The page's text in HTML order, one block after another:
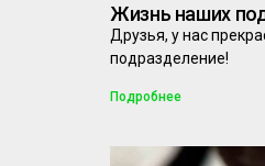
Жизнь наших
Друзья, у нас
подразделение!
Подробнее